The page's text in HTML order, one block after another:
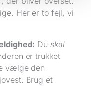
Her er to fejl, vi
Duskal
er trukket
vælge den
Brug et